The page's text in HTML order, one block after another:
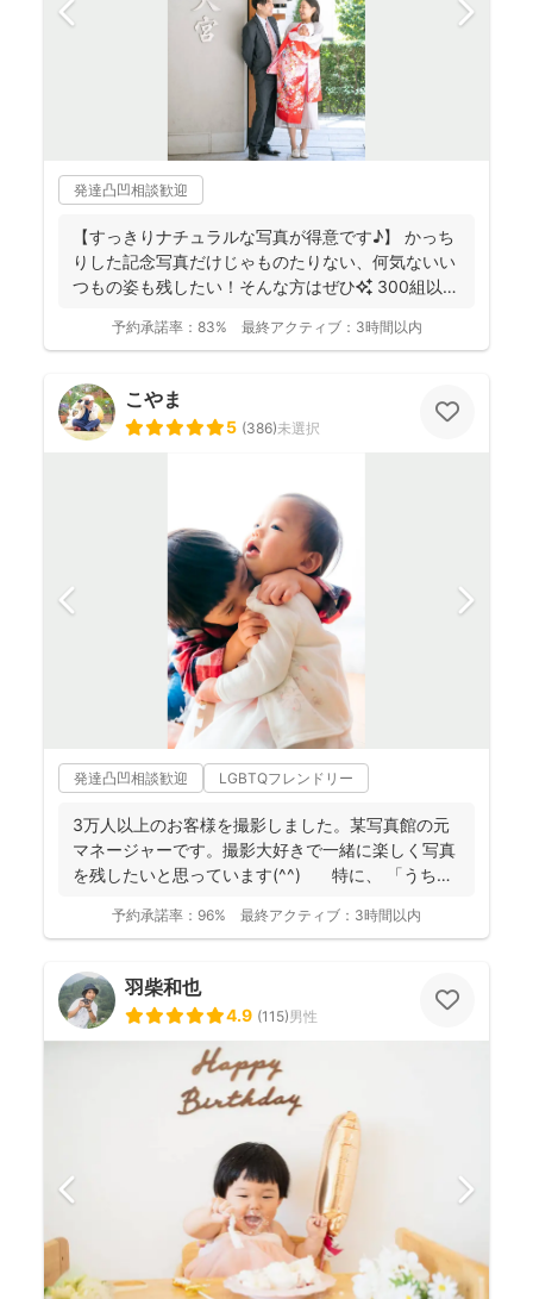
発達凸凹相談歓迎
【すっきりナチュラルな写真が得意です♪】 かっち
りした記念写真だけじゃものたりない、何気ないい
つもの姿も残したい！そんな方はぜひ✨️ 300組以上
予約承諾率： 83% 最終アクティブ： 3時間以内
こやま
5 (386)未選択
発達凸凹相談歓迎 LGBTQフレンドリー
3万人以上のお客様を撮影しました。某写真館の元
マネージャーです。撮影大好きで一緒に楽しく写真
を残したいと思っています(^^) 特に、 「うち
予約承諾率： 96% 最終アクティブ： 3時間以内
羽柴和也
4.9 (115)男性